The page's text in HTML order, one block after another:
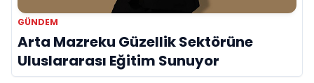
GÜNDEM
Arta Mazreku Güzellik Sektörüne
Uluslararası Eğitim Sunuyor